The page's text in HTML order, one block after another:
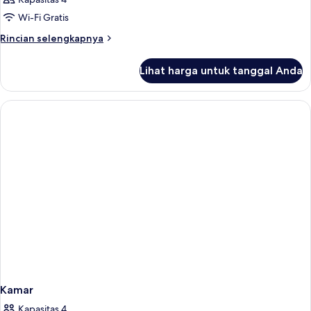
Wi-Fi Gratis
Rincian selengkapnya
Rincian
Kamar
Lihat harga untuk tanggal Anda
Kamar